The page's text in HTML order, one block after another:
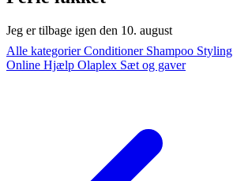
Jeg er tilbage igen den 10. august
Alle kategorierConditioner Shampoo Styling
Online Hjælp Olaplex Sæt og gaver